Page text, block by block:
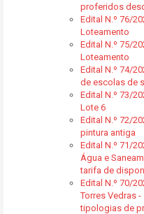
proferidos
Edital N.º 76/
Loteamento
Edital N.º 75/
Loteamento
Edital N.º 74/
de escolas de
Edital N.º 73/
Lote 6
Edital N.º 72/
pintura antiga
Edital N.º 71/
Água e
tarifa de
Edital N.º 70/
Torres Vedras
tipologias de